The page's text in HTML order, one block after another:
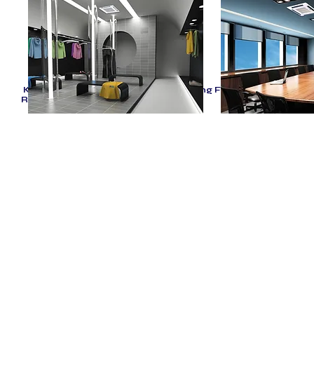
Kühlung Wärmepumpe Elektroheizung Für Wohnungen,
Restaurants und Hotel